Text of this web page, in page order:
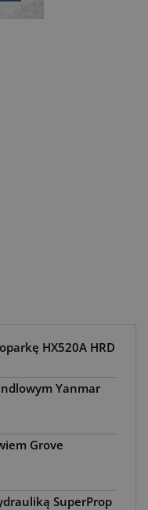
HX520A HRD
Yanmar
Grove
SuperProp